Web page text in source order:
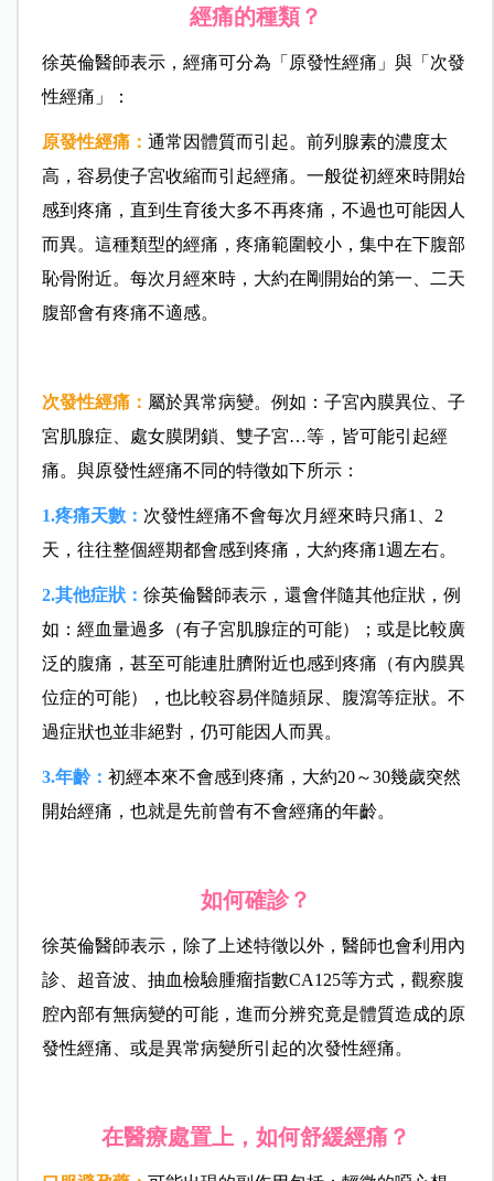
經痛的種類？
徐英倫醫師表示，經痛可分為「原發性經痛」與「次發
性經痛」
：
原發性經痛： 通常因體質而引起。前列腺素的濃度太
高，容易使子宮收縮而引起經痛。一般從初經來時開始
感到疼痛，直到生育後大多不再疼痛，不過也可能因人
而異。這種類型的經痛，疼痛範圍較小，集中在下腹部
恥骨附近。每次月經來時，大約在剛開始的第一、二天
腹部會有疼痛不適感。
次發性經痛： 屬於異常病變。例如：子宮內膜異位、子
宮肌腺症、處女膜閉鎖、雙子宮…等，皆可能引起經
痛。與原發性經痛不同的特徵如下所示：
1.疼痛天數： 次發性經痛不會每次月經來時只痛1、2
天，往往整個經期都會感到疼痛，大約疼痛1週左右。
2.其他症狀： 徐英倫醫師表示，還會伴隨其他症狀，例
如：經血量過多（有子宮肌腺症的可能）；或是比較廣
泛的腹痛，甚至可能連肚臍附近也感到疼痛（有內膜異
位症的可能），也比較容易伴隨頻尿、腹瀉等症狀。不
過症狀也並非絕對，仍可能因人而異。
3.年齡： 初經本來不會感到疼痛，大約20～30幾歲突然
開始經痛，也就是先前曾有不會經痛的年齡。
如何確診？
徐英倫醫師表示， 除了上述特徵以外，醫師也會利用內
診、超音波、抽血檢驗腫瘤指數CA125等方式，觀察腹
腔內部有無病變的可能，進而分辨究竟是體質造成的原
發性經痛、或是異常病變所引起的次發性經痛。
在醫療處置上，如何舒緩經痛？